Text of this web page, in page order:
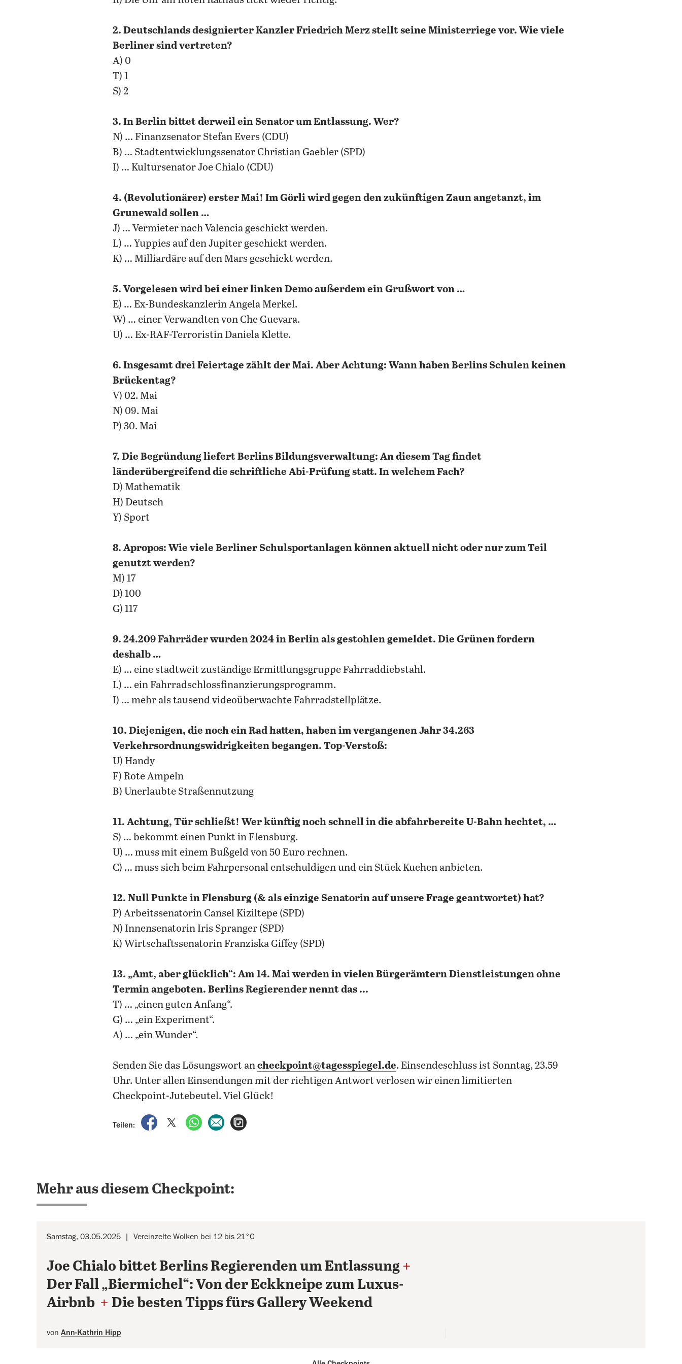
2. Deutschlands designierter Kanzler Friedrich Merz stellt seine Ministerriege vor. Wie viele
Berliner sind vertreten?
A) 0
T) 1
S) 2
3. In Berlin bittet derweil ein Senator um Entlassung. Wer?
N) … Finanzsenator Stefan Evers (CDU)
B) … Stadtentwicklungssenator Christian Gaebler (SPD)
I) … Kultursenator Joe Chialo (CDU)
4. (Revolutionärer) erster Mai! Im Görli wird gegen den zukünftigen Zaun angetanzt, im
Grunewald sollen …
J) … Vermieter nach Valencia geschickt werden.
L) … Yuppies auf den Jupiter geschickt werden.
K) … Milliardäre auf den Mars geschickt werden.
5. Vorgelesen wird bei einer linken Demo außerdem ein Grußwort von …
E) … Ex-Bundeskanzlerin Angela Merkel.
W) … einer Verwandten von Che Guevara.
U) … Ex-RAF-Terroristin Daniela Klette.
6. Insgesamt drei Feiertage zählt der Mai. Aber Achtung: Wann haben Berlins Schulen keinen
Brückentag?
V) 02. Mai
N) 09. Mai
P) 30. Mai
7. Die Begründung liefert Berlins Bildungsverwaltung: An diesem Tag findet
länderübergreifend die schriftliche Abi-Prüfung statt. In welchem Fach?
D) Mathematik
H) Deutsch
Y) Sport
8. Apropos: Wie viele Berliner Schulsportanlagen können aktuell nicht oder nur zum Teil
genutzt werden?
M) 17
D) 100
G) 117
9. 24.209 Fahrräder wurden 2024 in Berlin als gestohlen gemeldet. Die Grünen fordern
deshalb …
E) … eine stadtweit zuständige Ermittlungsgruppe Fahrraddiebstahl.
L) … ein Fahrradschlossfinanzierungsprogramm.
I) … mehr als tausend videoüberwachte Fahrradstellplätze.
10. Diejenigen, die noch ein Rad hatten, haben im vergangenen Jahr 34.263
Verkehrsordnungswidrigkeiten begangen. Top-Verstoß:
U) Handy
F) Rote Ampeln
B) Unerlaubte Straßennutzung
11. Achtung, Tür schließt! Wer künftig noch schnell in die abfahrbereite U-Bahn hechtet, …
S) … bekommt einen Punkt in Flensburg.
U) … muss mit einem Bußgeld von 50 Euro rechnen.
C) … muss sich beim Fahrpersonal entschuldigen und ein Stück Kuchen anbieten.
12. Null Punkte in Flensburg (& als einzige Senatorin auf unsere Frage geantwortet) hat?
P) Arbeitssenatorin Cansel Kiziltepe (SPD)
N) Innensenatorin Iris Spranger (SPD)
K) Wirtschaftssenatorin Franziska Giffey (SPD)
13. „Amt, aber glücklich“: Am 14. Mai werden in vielen Bürgerämtern Dienstleistungen ohne
Termin angeboten. Berlins Regierender nennt das ...
T) … „einen guten Anfang“.
G) … „ein Experiment“.
A) … „ein Wunder“.
Senden Sie das Lösungswort ancheckpoint@tagesspiegel.de. Einsendeschluss ist Sonntag, 23.59
Uhr. Unter allen Einsendungen mit der richtigen Antwort verlosen wir einen limitierten
Checkpoint-Jutebeutel. Viel Glück!
Teilen:
auf Facebook teilen
auf X teilenper WhatsApp teilen
per E-Mail teilen
Mehr aus diesem Checkpoint:
Samstag, 03.05.2025 Vereinzelte Wolken bei 12 bis 21°C
Joe Chialo bittet Berlins Regierenden um Entlassung +
Der Fall „Biermichel“: Von der Eckkneipe zum Luxus-
Airbnb + Die besten Tipps fürs Gallery Weekend
von Ann-Kathrin Hipp